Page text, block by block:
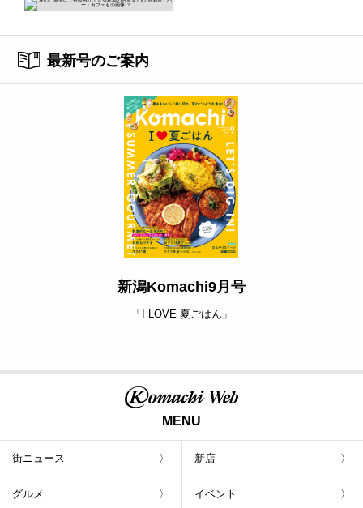
最新号のご案内
新潟Komachi9月号
「I LOVE 夏ごはん」
MENU
街ニュース 新店
グルメ イベント